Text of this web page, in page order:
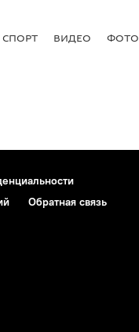
СПОРТ ВИДЕО ФОТО
Обратная связь